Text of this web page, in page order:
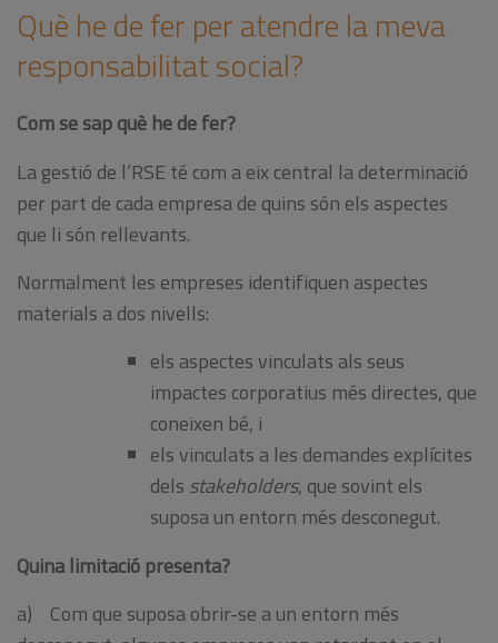
Què he de fer per atendre la meva
responsabilitat social?
Com se sap què he de fer?
La gestió de l’RSE té com a eix central la determinació
per part de cada empresa de quins són els aspectes
que li són rellevants.
Normalment les empreses identifiquen aspectes
materials a dos nivells:
els aspectes vinculats als seus
impactes corporatius més directes, que
coneixen bé, i
els vinculats a les demandes explícites
dels stakeholders, que sovint els
suposa un entorn més desconegut.
Quina limitació presenta?
a) Com que suposa obrir-se a un entorn més